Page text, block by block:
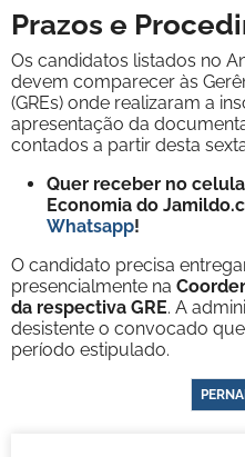
Prazos e
Os candidatos listados no
devem comparecer às
(GREs) onde realizaram a
apresentação da
contados a partir desta
Quer receber no
Economia do
Whatsapp!
O candidato precisa
presencialmente na
da respectiva GRE. A
desistente o convocado
período estipulado.